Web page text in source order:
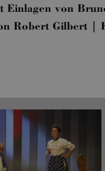
von
Robert Gilbert |